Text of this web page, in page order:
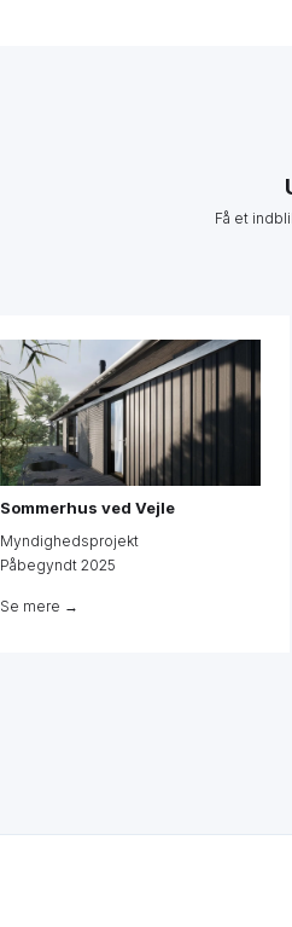
Få et
Sommerhus ved Vejle
Myndighedsprojekt
Påbegyndt 2025
Se mere →